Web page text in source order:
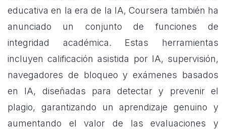
educativa en la era de la IA, Coursera también ha
anunciado un conjunto de funciones de
integridad académica. Estas herramientas
incluyen calificación asistida por IA, supervisión,
navegadores de bloqueo y exámenes basados
en IA, diseñadas para detectar y prevenir el
plagio, garantizando un aprendizaje genuino y
aumentando el valor de las evaluaciones y